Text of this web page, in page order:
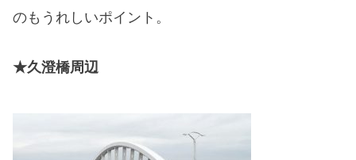
のもうれしいポイント。
★久澄橋周辺